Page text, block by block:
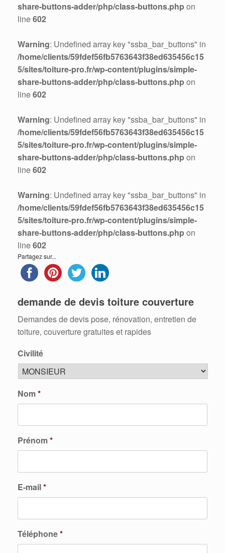
share-buttons-adder/php/class-buttons.php on
line602
Warning: Undefined array key "ssba_bar_buttons" in
/home/clients/59fdef56fb5763643f38ed635456c15
5/sites/toiture-pro.fr/wp-content/plugins/simple-
share-buttons-adder/php/class-buttons.php on
line602
Warning: Undefined array key "ssba_bar_buttons" in
/home/clients/59fdef56fb5763643f38ed635456c15
5/sites/toiture-pro.fr/wp-content/plugins/simple-
share-buttons-adder/php/class-buttons.php on
line602
Warning: Undefined array key "ssba_bar_buttons" in
/home/clients/59fdef56fb5763643f38ed635456c15
5/sites/toiture-pro.fr/wp-content/plugins/simple-
share-buttons-adder/php/class-buttons.php on
line602
Partagez sur...
demande de devis toiture couverture
Demandes de devis pose, rénovation, entretien de
toiture, couverture gratuites et rapides
Civilité
Nom*
Prénom*
E-mail*
Téléphone*